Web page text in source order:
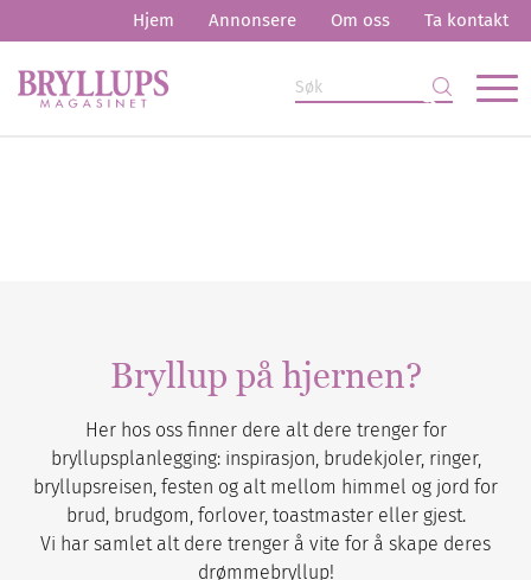
Hjem Annonsere Om oss Ta kontakt
Bryllup på hjernen?
Her hos oss finner dere alt dere trenger for
bryllupsplanlegging: inspirasjon, brudekjoler, ringer,
bryllupsreisen, festen og alt mellom himmel og jord for
brud, brudgom, forlover, toastmaster eller gjest.
Vi har samlet alt dere trenger å vite for å skape deres
drømmebryllup!